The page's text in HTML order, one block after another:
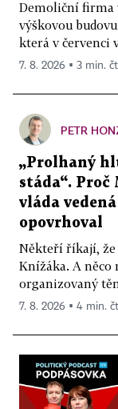
Demoliční firma
výškovou
která v červenci
7. 8. 2026 ▪ 3 min.
PETR
„Prolhaný
stáda“.
vláda
opovrhoval
Někteří říkají,
Knížáka. A něco
organizovaný
7. 8. 2026 ▪ 4 min.